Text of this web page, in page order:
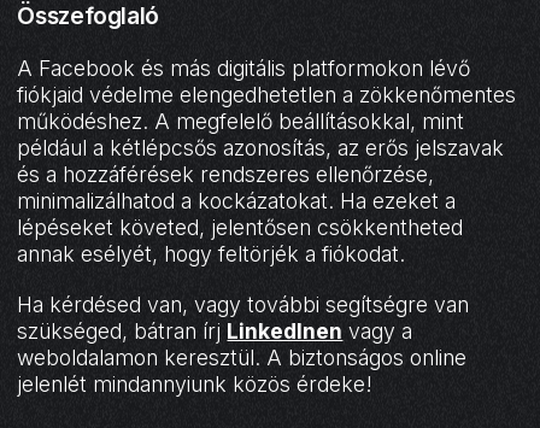
Összefoglaló
A Facebook és más digitális platformokon lévő
fiókjaid védelme elengedhetetlen a zökkenőmentes
működéshez. A megfelelő beállításokkal, mint
például a kétlépcsős azonosítás, az erős jelszavak
és a hozzáférések rendszeres ellenőrzése,
minimalizálhatod a kockázatokat. Ha ezeket a
lépéseket követed, jelentősen csökkentheted
annak esélyét, hogy feltörjék a fiókodat.
Ha kérdésed van, vagy további segítségre van
szükséged, bátran írj LinkedInen vagy a
weboldalamon keresztül. A biztonságos online
jelenlét mindannyiunk közös érdeke!